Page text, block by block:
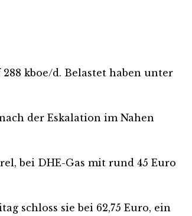
kboe/d. Belastet haben unter
der Eskalation im Nahen
bei DHE-Gas mit rund 45 Euro
schloss sie bei 62,75 Euro, ein